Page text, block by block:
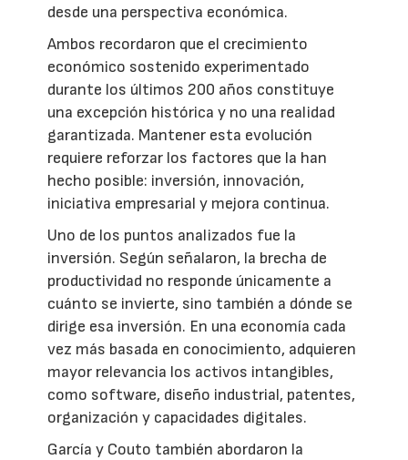
desde una perspectiva económica.
Ambos recordaron que el crecimiento
económico sostenido experimentado
durante los últimos 200 años constituye
una excepción histórica y no una realidad
garantizada. Mantener esta evolución
requiere reforzar los factores que la han
hecho posible: inversión, innovación,
iniciativa empresarial y mejora continua.
Uno de los puntos analizados fue la
inversión. Según señalaron, la brecha de
productividad no responde únicamente a
cuánto se invierte, sino también a dónde se
dirige esa inversión. En una economía cada
vez más basada en conocimiento, adquieren
mayor relevancia los activos intangibles,
como software, diseño industrial, patentes,
organización y capacidades digitales.
García y Couto también abordaron la